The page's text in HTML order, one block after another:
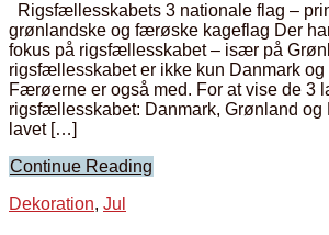
Rigsfællesskabets 3 nationale flag –
grønlandske og færøske kageflag Der
fokus på rigsfællesskabet – især på
rigsfællesskabet er ikke kun Danmark
Færøerne er også med. For at vise de 3
rigsfællesskabet: Danmark, Grønland
lavet […]
Continue Reading
Dekoration, Jul